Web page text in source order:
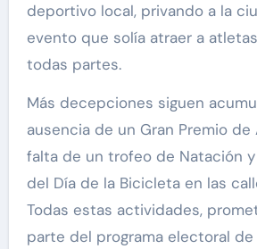
deportivo local, privando a la
evento que solía atraer a
todas partes.
Más decepciones siguen
ausencia de un Gran Premio de
falta de un trofeo de Natación
del Día de la Bicicleta en las
Todas estas actividades,
parte del programa electoral de